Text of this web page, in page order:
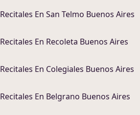
Recitales En San Telmo Buenos Aires
Recitales En Recoleta Buenos Aires
Recitales En Colegiales Buenos Aires
Recitales En Belgrano Buenos Aires